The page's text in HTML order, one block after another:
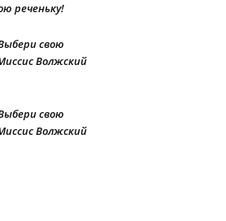
реченьку!
свою
Волжский
свою
Волжский